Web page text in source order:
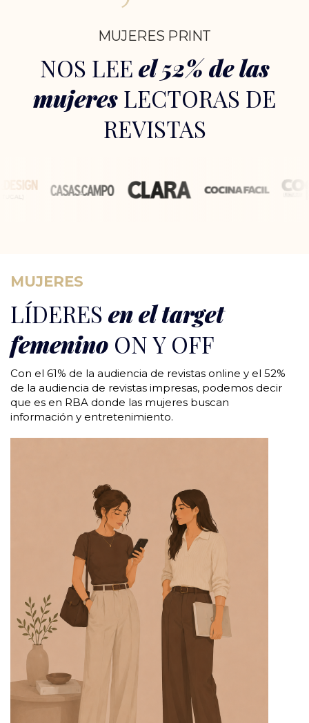
MUJERES PRINT
NOS LEE el 52% de las
mujeres LECTORAS DE
REVISTAS
MUJERES
LÍDERES en el target
femenino ON Y OFF
Con el 61% de la audiencia de revistas online y el 52%
de la audiencia de revistas impresas, podemos decir
que es en RBA donde las mujeres buscan
información y entretenimiento.